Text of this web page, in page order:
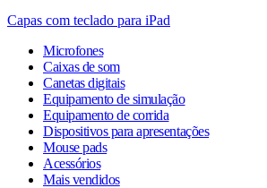
Capas com teclado para iPad
Microfones
Caixas de som
Canetas digitais
Equipamento de simulação
Equipamento de corrida
Dispositivos para apresentações
Mouse pads
Acessórios
Mais vendidos